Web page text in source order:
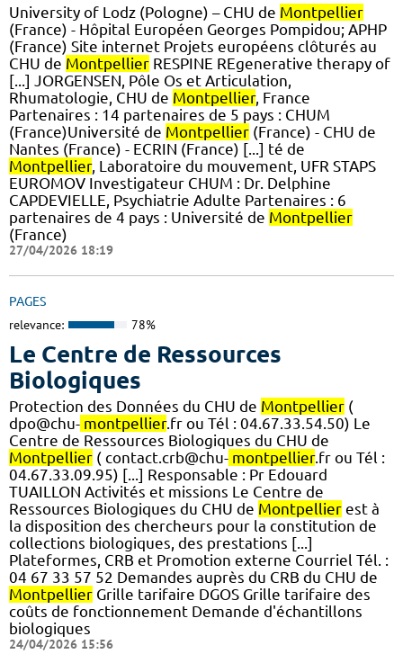
University of Lodz (Pologne) – CHU de Montpellier
(France) - Hôpital Européen Georges Pompidou; APHP
(France) Site internet Projets européens clôturés au
CHU de Montpellier RESPINE REgenerative therapy of
[...] JORGENSEN, Pôle Os et Articulation,
Rhumatologie, CHU de Montpellier, France
Partenaires : 14 partenaires de 5 pays : CHUM
(France)Université de Montpellier (France) - CHU de
Nantes (France) - ECRIN (France) [...] té de
Montpellier, Laboratoire du mouvement, UFR STAPS
EUROMOV Investigateur CHUM : Dr. Delphine
CAPDEVIELLE, Psychiatrie Adulte Partenaires : 6
partenaires de 4 pays : Université de Montpellier
(France)
27/04/2026 18:19
PAGES
relevance: 78%
Le Centre de Ressources
Biologiques
Protection des Données du CHU de Montpellier (
dpo@chu- montpellier.fr ou Tél : 04.67.33.54.50) Le
Centre de Ressources Biologiques du CHU de
Montpellier ( contact.crb@chu- montpellier.fr ou Tél :
04.67.33.09.95) [...] Responsable : Pr Edouard
TUAILLON Activités et missions Le Centre de
Ressources Biologiques du CHU de Montpellier est à
la disposition des chercheurs pour la constitution de
collections biologiques, des prestations [...]
Plateformes, CRB et Promotion externe Courriel Tél. :
04 67 33 57 52 Demandes auprès du CRB du CHU de
Montpellier Grille tarifaire DGOS Grille tarifaire des
coûts de fonctionnement Demande d'échantillons
biologiques
24/04/2026 15:56